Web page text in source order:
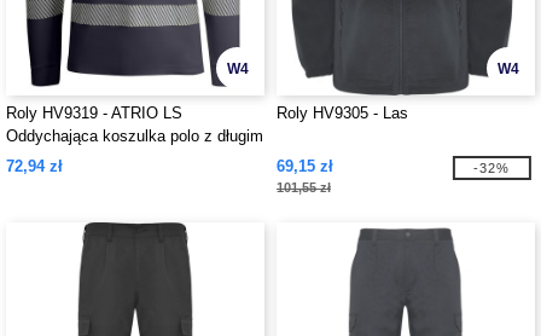
W4
Roly HV9319 - ATRIO LS
Oddychająca koszulka polo z długim
rękawem o wysokiej widoczności
72,94 zł
W4
Roly HV9305 - Las
69,15 zł
101,55 zł
-32%